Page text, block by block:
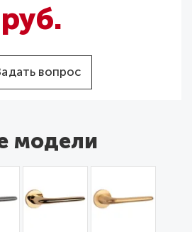
вопрос
модели